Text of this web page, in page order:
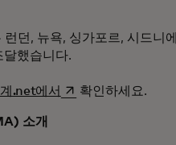
던, 뉴욕, 싱가포르, 시드니
달했습니다.
.net에서 새 탭에서 열림
확인하세요.
소개